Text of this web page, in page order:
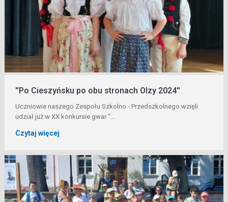
''Po Cieszyńsku po obu stronach Olzy 2024''
Uczniowie naszego Zespołu Szkolno - Przedszkolnego wzięli
udział już w XX konkursie gwar "...
Czytaj więcej